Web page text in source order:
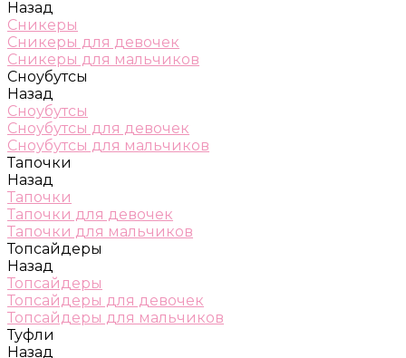
Назад
Сникеры
Сникеры для девочек
Сникеры для мальчиков
Сноубутсы
Назад
Сноубутсы
Сноубутсы для девочек
Сноубутсы для мальчиков
Тапочки
Назад
Тапочки
Тапочки для девочек
Тапочки для мальчиков
Топсайдеры
Назад
Топсайдеры
Топсайдеры для девочек
Топсайдеры для мальчиков
Туфли
Назад